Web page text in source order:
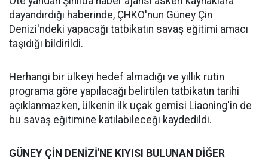
dayandırdığı haberinde, ÇHKO'nun Güney Çin
Denizi'ndeki yapacağı tatbikatın savaş eğitimi amacı
taşıdığı bildirildi.
Herhangi bir ülkeyi hedef almadığı ve yıllık rutin
programa göre yapılacağı belirtilen tatbikatın tarihi
açıklanmazken, ülkenin ilk uçak gemisi Liaoning'in de
bu savaş eğitimine katılabileceği kaydedildi.
GÜNEY ÇİN DENİZİ'NE KIYISI BULUNAN DİĞER